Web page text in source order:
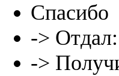
Спасибо
->
->